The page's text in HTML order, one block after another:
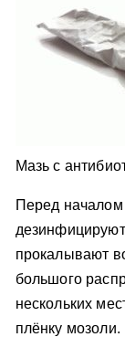
Мазь с
Перед
прокалывают
большого
нескольких
плёнку мозоли.